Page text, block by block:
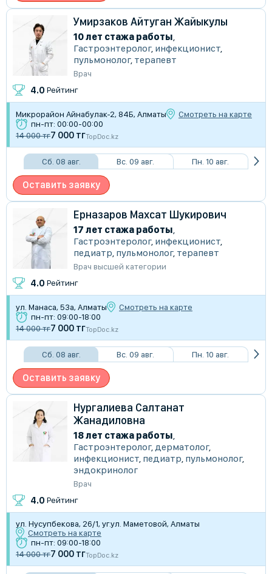
Умирзаков Айтуган Жайыкулы
10 лет стажа работы,
Гастроэнтеролог, инфекционист,
пульмонолог, терапевт
Врач
4.0 Рейтинг
​Микрорайон Айнабулак-2, 84Б, Алматы
Смотреть на карте
пн-пт: 00:00-00:00
14 000 тг7 000 тгTopDoc.kz
Сб. 08 авг. Вс. 09 авг. Пн. 10 авг.
Оставить заявку
Ерназаров Махсат Шукирович
17 лет стажа работы,
Гастроэнтеролог, инфекционист,
педиатр, пульмонолог, терапевт
Врач высшей категории
4.0 Рейтинг
ул. Манаса, 53а, Алматы
Смотреть на карте
пн-пт: 09:00-18:00
14 000 тг7 000 тгTopDoc.kz
Сб. 08 авг. Вс. 09 авг. Пн. 10 авг.
Оставить заявку
Нургалиева Салтанат
Жанадиловна
18 лет стажа работы,
Гастроэнтеролог,дерматолог,
инфекционист, педиатр, пульмонолог,
эндокринолог
Врач
4.0 Рейтинг
ул. Нусупбекова, 26/1, уг.ул. Маметовой, Алматы
Смотреть на карте
пн-пт: 09:00-18:00
14 000 тг7 000 тгTopDoc.kz